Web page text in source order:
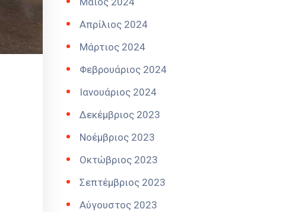
Απρίλιος 2024
Μάρτιος 2024
Φεβρουάριος 2024
Ιανουάριος 2024
Δεκέμβριος 2023
Νοέμβριος 2023
Οκτώβριος 2023
Σεπτέμβριος 2023
Αύγουστος 2023